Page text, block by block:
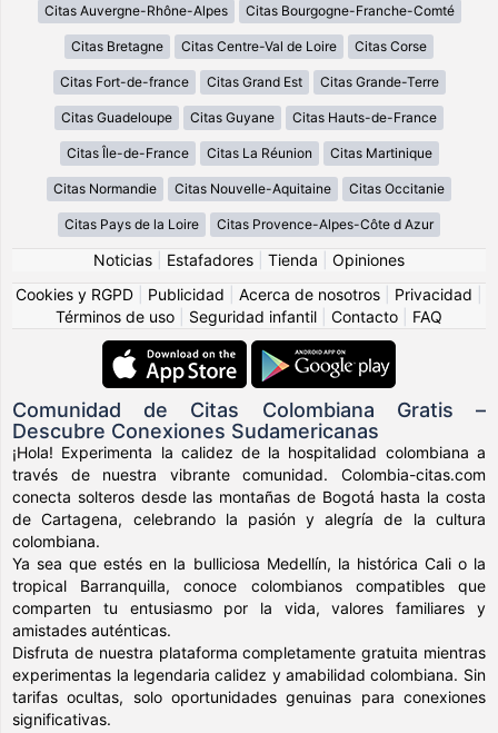
Citas Auvergne-Rhône-Alpes Citas Bourgogne-Franche-Comté
Citas Bretagne Citas Centre-Val de Loire Citas Corse
Citas Fort-de-france Citas Grand Est Citas Grande-Terre
Citas Guadeloupe Citas Guyane Citas Hauts-de-France
Citas Île-de-France Citas La Réunion Citas Martinique
Citas Normandie Citas Nouvelle-Aquitaine Citas Occitanie
Citas Pays de la Loire Citas Provence-Alpes-Côte d Azur
Noticias Estafadores Tienda
Opiniones
Cookies y RGPD
Publicidad Acerca de nosotros Privacidad
Términos de uso
Seguridad infantil Contacto FAQ
Comunidad de Citas Colombiana Gratis –
Descubre Conexiones Sudamericanas
¡Hola! Experimenta la calidez de la hospitalidad colombiana a
través de nuestra vibrante comunidad. Colombia-citas.com
conecta solteros desde las montañas de Bogotá hasta la costa
de Cartagena, celebrando la pasión y alegría de la cultura
colombiana.
Ya sea que estés en la bulliciosa Medellín, la histórica Cali o la
tropical Barranquilla, conoce colombianos compatibles que
comparten tu entusiasmo por la vida, valores familiares y
amistades auténticas.
Disfruta de nuestra plataforma completamente gratuita mientras
experimentas la legendaria calidez y amabilidad colombiana. Sin
tarifas ocultas, solo oportunidades genuinas para conexiones
significativas.